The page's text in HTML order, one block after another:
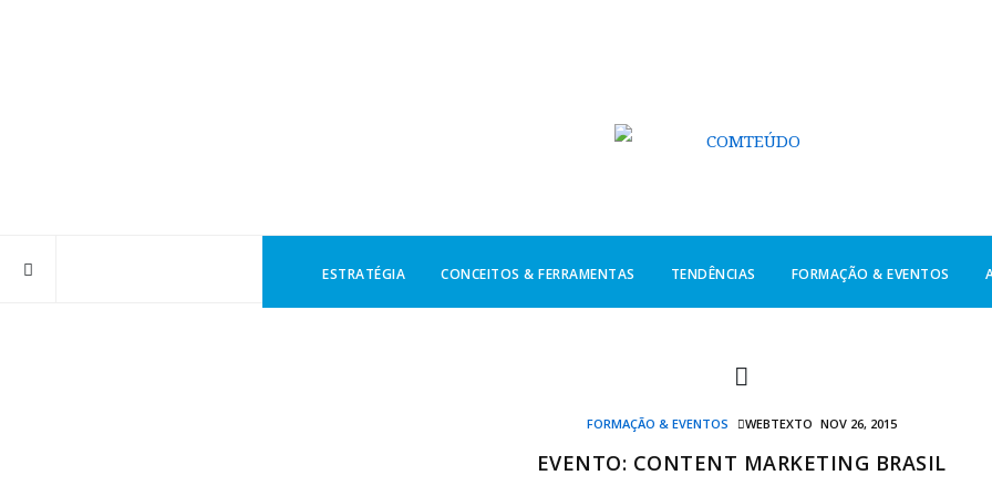
ESTRATÉGIA CONCEITOS & FERRAMENTAS TENDÊNCIAS FORMAÇÃO & EVENTOS
FORMAÇÃO & EVENTOS WEBTEXTO NOV 26, 2015
EVENTO: CONTENT MARKETING BRASIL